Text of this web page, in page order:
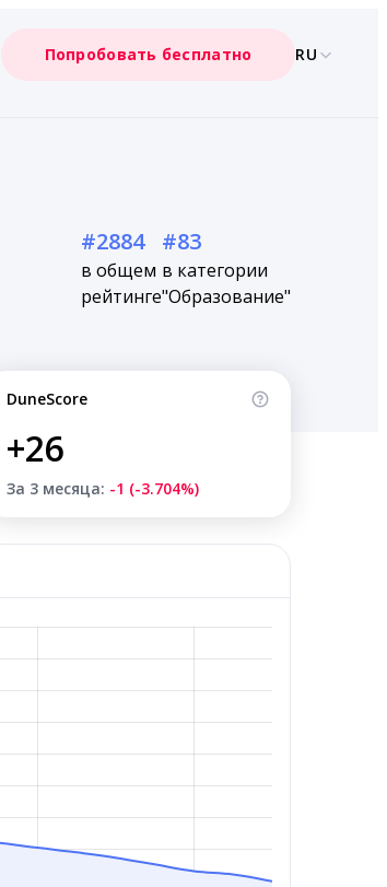
Попробовать бесплатно RU
#2884
в общем
рейтинге
#83
в категории
"Образование"
DuneScore
+26
За 3 месяца: -1 (-3.704%)